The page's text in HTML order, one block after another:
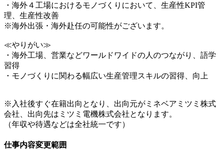
・海外４工場におけるモノづくりにおいて、生産性KPI管
理、生産性改善
※海外出張・海外赴任の可能性がございます。
≪やりがい≫
・海外工場、営業などワールドワイドの人のつながり、語学
習得
・モノづくりに関わる幅広い生産管理スキルの習得、向上
※入社後すぐ在籍出向となり、出向元がミネベアミツミ株式
会社、出向先はミツミ電機株式会社となります。
（年収や待遇などは全社統一です）
仕事内容変更範囲